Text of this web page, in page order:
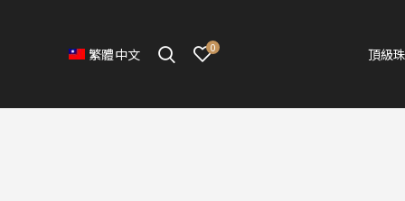
繁體中文 0 頂級